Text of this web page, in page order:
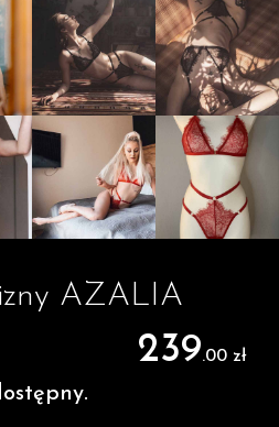
AZALIA
239.00 zł